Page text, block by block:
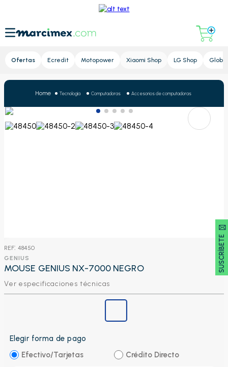
Ofertas Ecredit Motopower Xiaomi Shop LG Shop Global
SUSCRÍBETE 🖂
Tecnología Computadoras Accesorios de computadoras
: 48450
GENIUS
MOUSE GENIUS NX-7000 NEGRO
Ver especificaciones técnicas
Elegir forma de pago
Efectivo/Tarjetas
Crédito Directo